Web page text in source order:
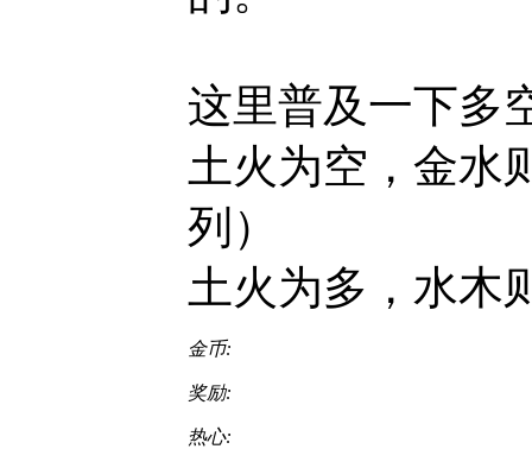
这里普及一下多
土火为空，金水
列）
土火为多，水木
金币:
奖励:
热心: